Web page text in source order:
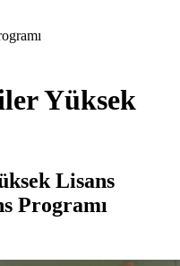
Yüksek
Lisans
Programı